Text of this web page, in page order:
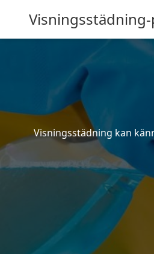
Visningsstädning kan